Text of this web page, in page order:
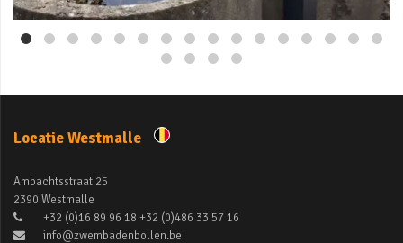
Locatie Westmalle
Ambachtsstraat 25
2390 Westmalle
+32 (0)16 89 96 18 +32 (0)486 33 57 16
info@zwembadenbollen.be